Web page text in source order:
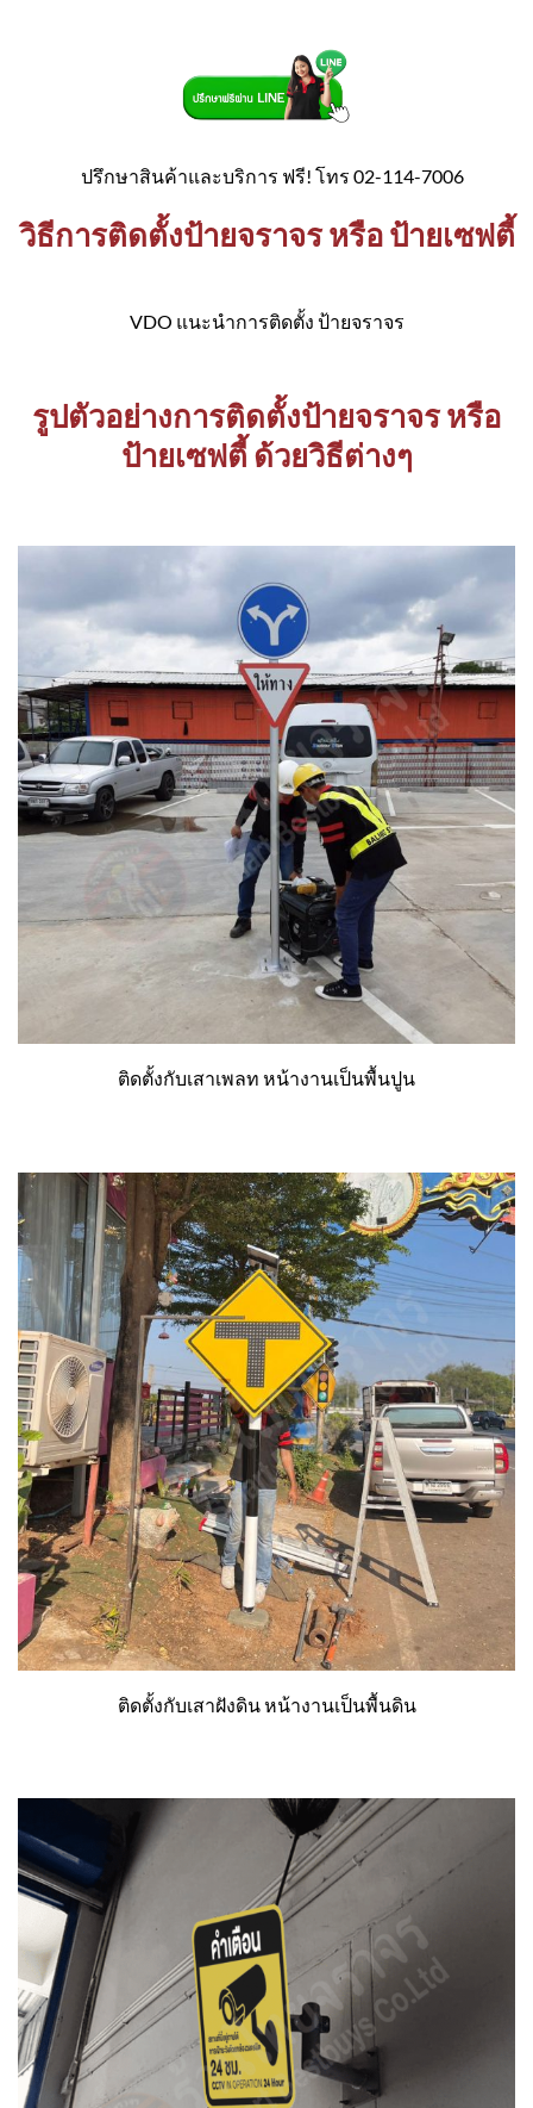
ปรึกษาสินค้าและบริการ ฟรี! โทร 02-114-7006
วิธีการติดตั้งป้ายจราจร หรือ ป้ายเซฟตี้
VDO แนะนำการติดตั้ง ป้ายจราจร
รูปตัวอย่างการติดตั้งป้ายจราจร หรือ
ป้ายเซฟตี้ ด้วยวิธีต่างๆ
ติดตั้งกับเสาเพลท หน้างานเป็นพื้นปูน
ติดตั้งกับเสาฝังดิน หน้างานเป็นพื้นดิน